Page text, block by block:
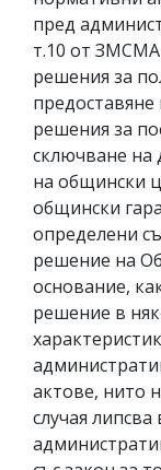
пред
т.10 от ЗМСМА
решения за
решения за
сключване на
на общински
общински
определени
решение на
основание,
решение в
актове, нито
случая